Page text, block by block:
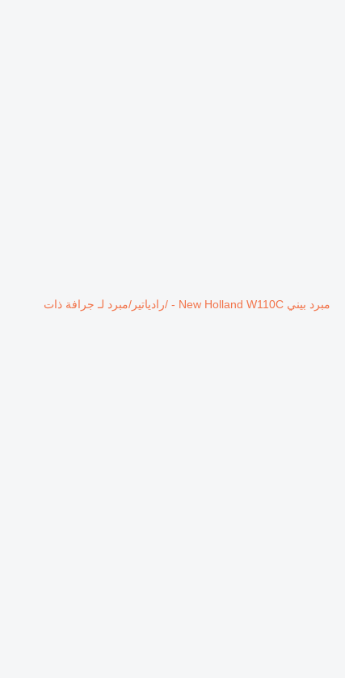
مبرد بيني New Holland W110C - /رادياتير/مبرد لـ جرافة ذات